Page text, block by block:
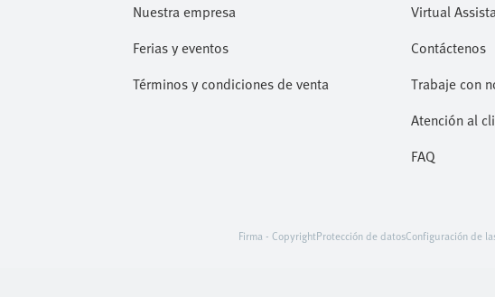
Nuestra empresa
Ferias y eventos
Términos y condiciones de venta
Virtual
Contáctenos
Trabaje con
Atención al
FAQ
Firma - CopyrightProtección de datosConfiguración de